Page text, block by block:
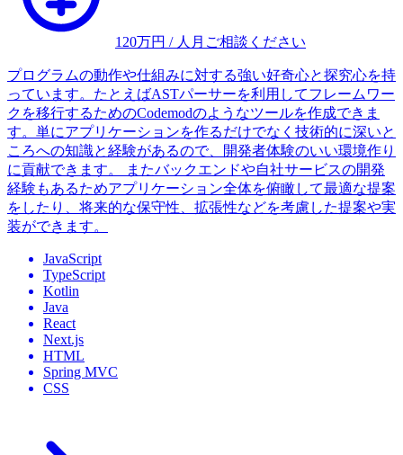
120万円 / 人月 ご相談ください
プログラムの動作や仕組みに対する強い好奇心と探究心を持
っています。たとえばASTパーサーを利用してフレームワー
クを移行するためのCodemodのようなツールを作成できま
す。単にアプリケーションを作るだけでなく技術的に深いと
ころへの知識と経験があるので、開発者体験のいい環境作り
に貢献できます。 またバックエンドや自社サービスの開発
経験もあるためアプリケーション全体を俯瞰して最適な提案
をしたり、将来的な保守性、拡張性などを考慮した提案や実
装ができます。
JavaScript
TypeScript
Kotlin
Java
React
Next.js
HTML
Spring MVC
CSS